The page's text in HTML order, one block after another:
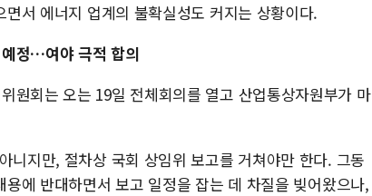
서 에너지 업계의 불확실성도 커지는 상황이다.
정…여야 극적 합의
원회는 오는 19일 전체회의를 열고 산업통상자원부가 마
니지만, 절차상 국회 상임위 보고를 거쳐야만 한다. 그동
에 반대하면서 보고 일정을 잡는 데 차질을 빚어왔으나,